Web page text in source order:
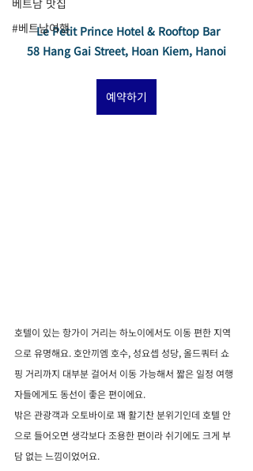
베트남 맛집
#베트남여행
Le Petit Prince Hotel & Rooftop Bar
58 Hang Gai Street, Hoan Kiem, Hanoi
예약하기
호텔이 있는 항가이 거리는 하노이에서도 이동 편한 지역
으로 유명해요. 호안끼엠 호수, 성요셉 성당, 올드쿼터 쇼
핑 거리까지 대부분 걸어서 이동 가능해서 짧은 일정 여행
자들에게도 동선이 좋은 편이에요.
밖은 관광객과 오토바이로 꽤 활기찬 분위기인데 호텔 안
으로 들어오면 생각보다 조용한 편이라 쉬기에도 크게 부
담 없는 느낌이었어요.